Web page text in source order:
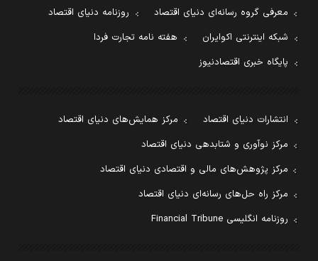
معرفی گروه رسانه‌ای دنیای اقتصاد
روزنامه دنیای اقتصاد
شبکه اینترنتی اکوایران
هفته نامه تجارت فردا
پایگاه خبری اقتصادنیوز
انتشارات دنیای اقتصاد
مرکز همایش‌های دنیای اقتصاد
مرکز نوآوری و شتابدهی دنیای اقتصاد
مرکز پژوهش‌های مالی و اقتصادی دنیای اقتصاد
مرکز راه حل‌های رسانه‌ای دنیای اقتصاد
روزنامه انگلیسی Financial Tribune